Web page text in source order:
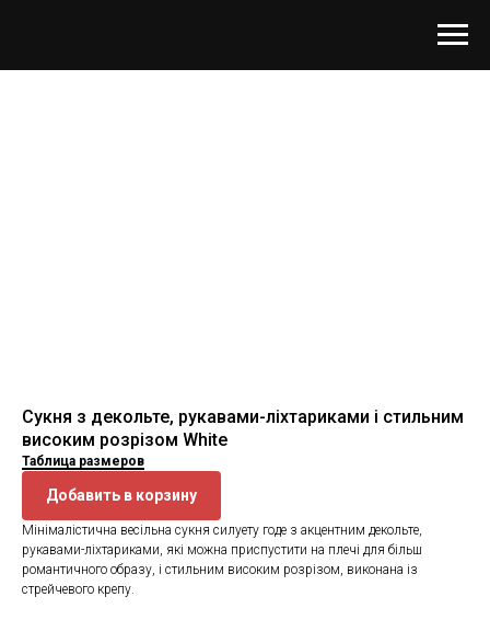
Сукня з декольте, рукавами-ліхтариками і стильним
високим розрізом White
Таблица размеров
Добавить в корзину
Мінімалістична весільна сукня силуету годе з акцентним декольте,
рукавами-ліхтариками, які можна приспустити на плечі для більш
романтичного образу, і стильним високим розрізом, виконана із
стрейчевого крепу.